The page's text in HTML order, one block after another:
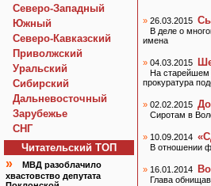
Северо-Западный
Южный
Северо-Кавказский
Приволжский
Уральский
Сибирский
Дальневосточный
Зарубежье
СНГ
Читательский TOП
»
МВД разоблачило
хвастовство депутата
» 26.03.2015
В деле о
имена
» 04.03.2015
На старейшем
прокуратура
» 02.02.2015
Сиротам в
» 10.09.2014
В отношении
» 16.01.2014
Глава